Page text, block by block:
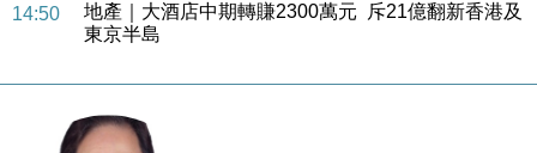
14:50
地產｜大酒店中期轉賺2300萬元 斥21億翻新香港及
東京半島
財經｜香港7月PMI回落至51 企業擴張放慢兼縮減人